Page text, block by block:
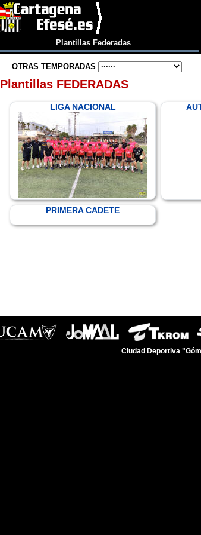
Plantillas Federadas
OTRAS TEMPORADAS
Plantillas FEDERADAS
LIGA NACIONAL
PRIMERA CADETE
Ciudad Deportiva